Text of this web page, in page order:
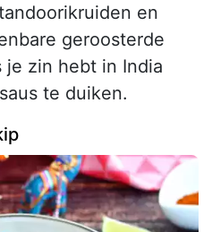
en
geroosterde
je zin hebt in India
te duiken.